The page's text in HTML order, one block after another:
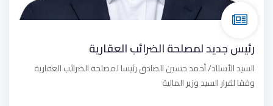
رئيس جديد لمصلحة الضرائب العقارية
السيد الأستاذ/ أحمد حسين الصادق رئيسا لمصلحة الضرائب العقارية
وفقا لقرار السيد وزير المالية